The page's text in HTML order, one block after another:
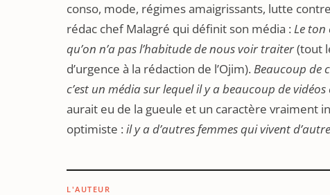
conso, mode, régimes amaigrissants, lutte
rédac chef Malagré qui définit son média :Le ton
qu’on n’a pas l’habitude de nous voir traiter(tout
d’urgence à la rédaction de l’Ojim).Beaucoup de
c’est un média sur lequel il y a beaucoup de vidéos
aurait eu de la gueule et un caractère vraiment
optimiste :il y a d’autres femmes qui vivent
L'AUTEUR